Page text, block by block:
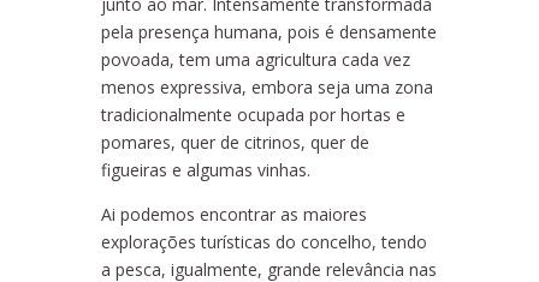
pela presença humana, pois é densamente
povoada, tem uma agricultura cada vez
menos expressiva, embora seja uma zona
tradicionalmente ocupada por hortas e
pomares, quer de citrinos, quer de
figueiras e algumas vinhas.
Ai podemos encontrar as maiores
explorações turísticas do concelho, tendo
a pesca, igualmente, grande relevância nas